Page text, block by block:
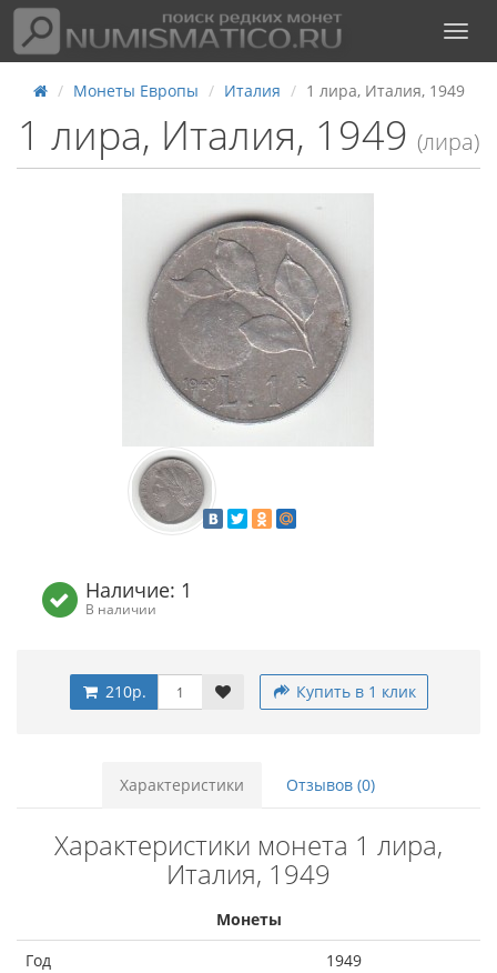
Монеты Европы Италия 1 лира, Италия, 1949
1 лира, Италия, 1949 (лира)
Наличие: 1
В наличии
210р. Купить в 1 клик
Характеристики Отзывов (0)
Характеристики монета 1 лира,
Италия, 1949
Монеты
Год
1949